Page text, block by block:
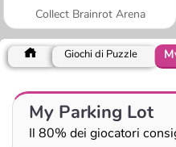
Collect Brainrot Arena
Giochi di Puzzle
My Parking Lot
Il 80% dei giocatori